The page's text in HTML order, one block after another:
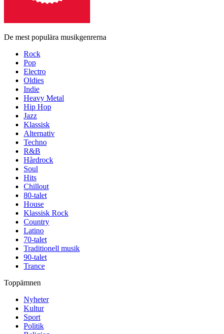
De mest populära musikgenrerna
Rock
Pop
Electro
Oldies
Indie
Heavy Metal
Hip Hop
Jazz
Klassisk
Alternativ
Techno
R&B
Hårdrock
Soul
Hits
Chillout
80-talet
House
Klassisk Rock
Country
Latino
70-talet
Traditionell musik
90-talet
Trance
Toppämnen
Nyheter
Kultur
Sport
Politik